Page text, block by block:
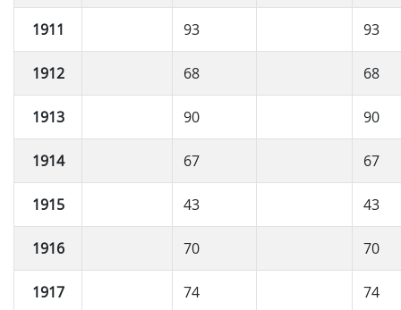
1911 93 93
1912 68 68
1913 90 90
1914 67 67
1915 43 43
1916 70 70
1917 74 74